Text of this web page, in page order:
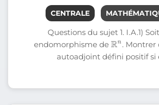
CENTRALE
Questions du sujet 1. I.A.1)
endomorphisme de
R
n
. Montrer
autoadjoint défini positif si